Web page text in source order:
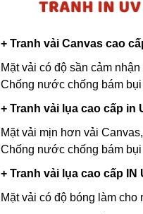
+ Tranh vải Canvas cao
Mặt vải có độ sần cảm
Chống nước chống bám
+ Tranh vải lụa cao cấp in
Mặt vải mịn hơn vải
Chống nước chống bám
+ Tranh vải lụa cao cấp IN
Mặt vải có độ bóng làm